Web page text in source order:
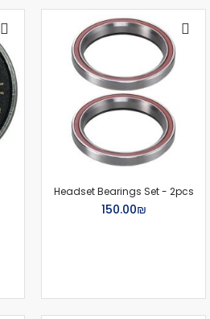
גלגלים
מרכבים
מיסבים לרולרבליידס
ספייסרים
ברגים
כָּאפ לרולרבליידס
גרב פנימית
אביזרים
מגף לרולרבליידס
Headset Bearings Set - 2pcs
₪‏150.00